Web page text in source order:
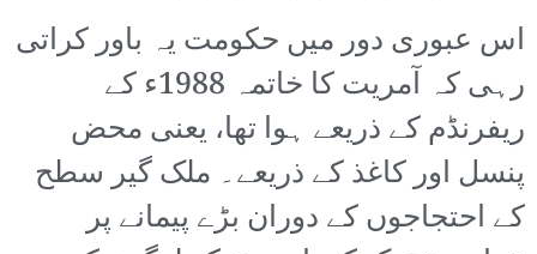
اس عبوری دور میں حکومت یہ باور کراتی
رہی کہ آمریت کا خاتمہ 1988ء کے
ریفرنڈم کے ذریعے ہوا تھا، یعنی محض
پنسل اور کاغذ کے ذریعے۔ ملک گیر سطح
کے احتجاجوں کے دوران بڑے پیمانے پر